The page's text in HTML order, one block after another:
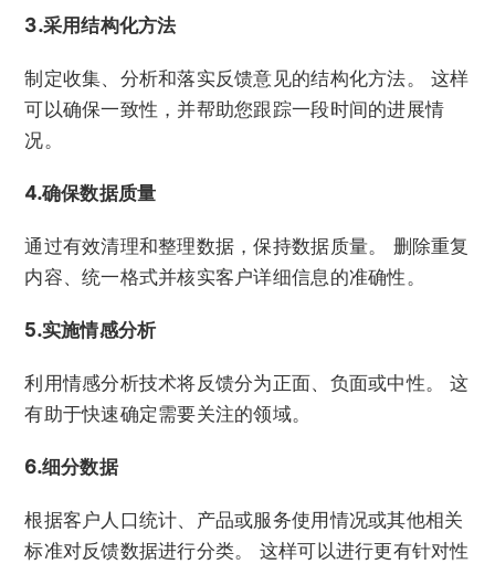
3.采用结构化方法
制定收集、分析和落实反馈意见的结构化方法。 这样
可以确保一致性，并帮助您跟踪一段时间的进展情
况。
4.确保数据质量
通过有效清理和整理数据，保持数据质量。 删除重复
内容、统一格式并核实客户详细信息的准确性。
5.实施情感分析
利用情感分析技术将反馈分为正面、负面或中性。 这
有助于快速确定需要关注的领域。
6.细分数据
根据客户人口统计、产品或服务使用情况或其他相关
标准对反馈数据进行分类。 这样可以进行更有针对性